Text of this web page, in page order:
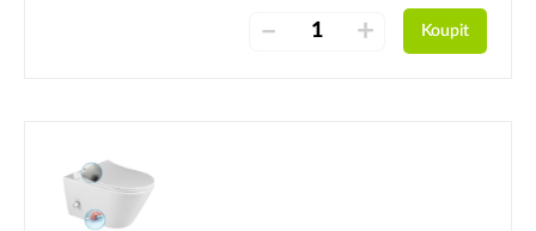
– + Koupit